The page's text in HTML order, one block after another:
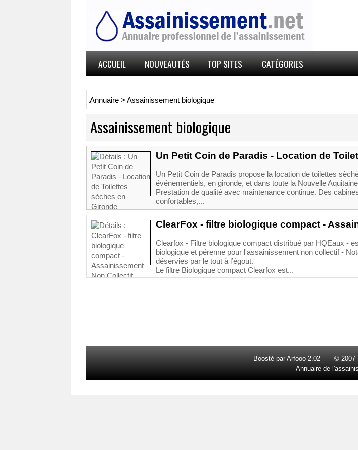
ACCUEIL NOUVEAUTÉS TOP SITES CATÉGORIES
Annuaire > Assainissement biologique
Assainissement biologique
Un Petit Coin de Paradis - Location de
Un Petit Coin de Paradis propose la location de toilettes
événementiels, en gironde, et dans toute la Nouvelle
Prestation de qualité avec maintenance continue. Des
confortables,...
ClearFox - filtre biologique compact -
Clearfox - Filtre biologique compact distribué par HQEaux -
biologique et pérenne pour l'assainissement non collectif -
déservies par le tout à l’égout.
Le filtre Biologique compact Clearfox est...
Boosté par Arfooo 2.02 - ©
Annuaire de